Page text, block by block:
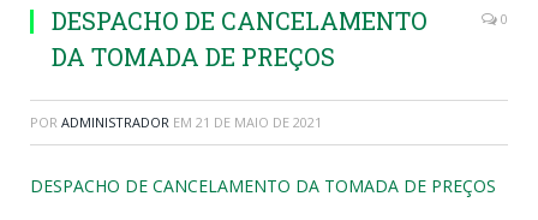
DESPACHO DE CANCELAMENTO
DA TOMADA DE PREÇOS
0
POR ADMINISTRADOR EM 21 DE MAIO DE 2021
DESPACHO DE CANCELAMENTO DA TOMADA DE PREÇOS